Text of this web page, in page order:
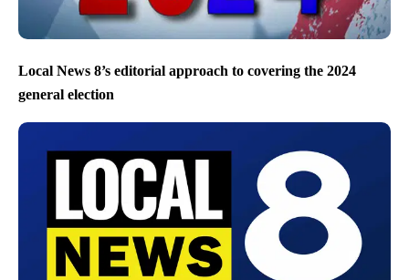
Local News 8’s editorial approach to covering the 2024
general election